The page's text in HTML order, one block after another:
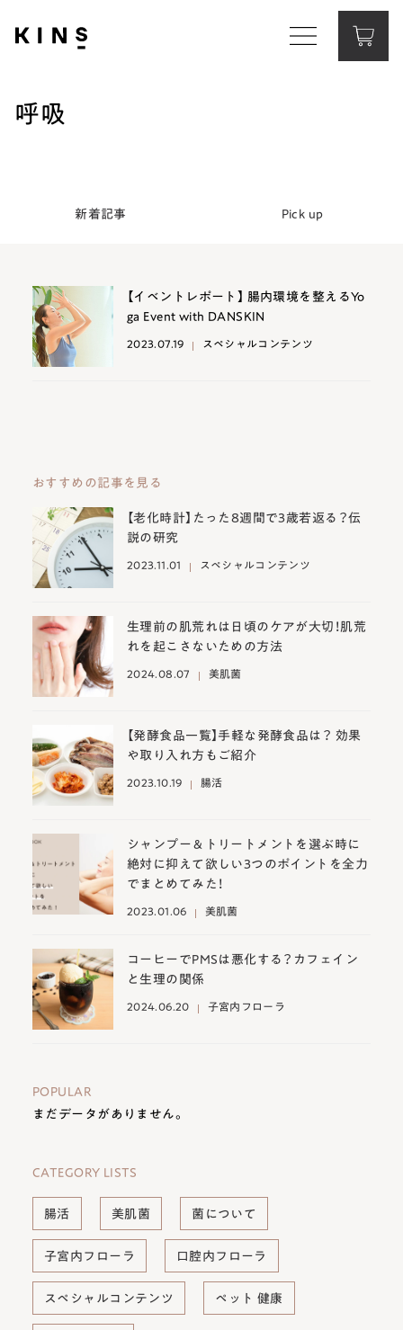
呼吸
新着記事 Pick up
2023.07.19 スペシャルコンテンツ
【イベントレポート】 腸内環境を整えるYo
ga Event with DANSKIN
おすすめの記事を見る
【老化時計】たった8週間で3歳若返る？伝
説の研究
2023.11.01 スペシャルコンテンツ
生理前の肌荒れは日頃のケアが大切！肌荒
れを起こさないための方法
2024.08.07 美肌菌
【発酵食品一覧】手軽な発酵食品は？ 効果
や取り入れ方もご紹介
2023.10.19 腸活
シャンプー＆トリートメントを選ぶ時に
絶対に抑えて欲しい3つのポイントを全力
でまとめてみた！
2023.01.06 美肌菌
コーヒーでPMSは悪化する？カフェイン
と生理の関係
2024.06.20 子宮内フローラ
POPULAR
まだデータがありません。
CATEGORY LISTS
腸活 美肌菌 菌について
子宮内フローラ 口腔内フローラ
スペシャルコンテンツ ペット 健康